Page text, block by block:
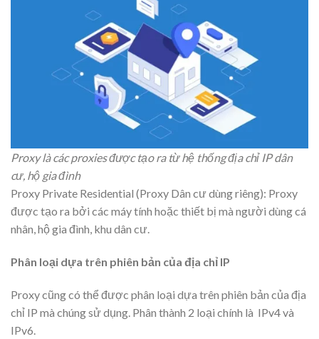
Proxy là các proxies được tạo ra từ hệ thống địa chỉ IP dân
cư, hộ gia đình
Proxy Private Residential (Proxy Dân cư dùng riêng): Proxy
được tạo ra bởi các máy tính hoặc thiết bị mà người dùng cá
nhân, hộ gia đình, khu dân cư.
Phân loại dựa trên phiên bản của địa chỉ IP
Proxy cũng có thể được phân loại dựa trên phiên bản của địa
chỉ IP mà chúng sử dụng. Phân thành 2 loại chính là IPv4 và
IPv6.